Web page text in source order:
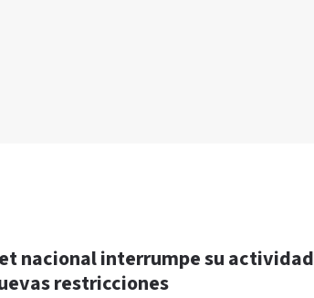
nacional interrumpe su actividad
restricciones